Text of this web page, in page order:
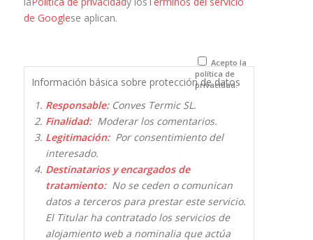
que comente.
de Googlese aplican.
Acepto la
política de
privacidad.
Información básica sobre protección de datos
Responsable:Conves Termic SL.
Finalidad:Moderar los comentarios.
Legitimación:Por consentimiento del
interesado.
Destinatarios y encargados de
tratamiento:No se ceden o comunican
datos a terceros para prestar este servicio.
El Titular ha contratado los servicios de
alojamiento web a nominalia que actúa